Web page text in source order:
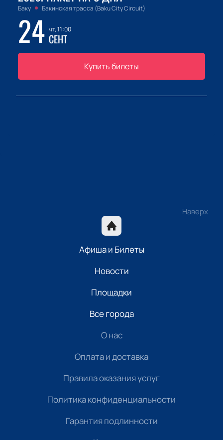
Баку Бакинская трасса (Baku City Circuit)
24 чт, 11:00
СЕНТ
Купить билеты
Наверх
Афиша и Билеты
Новости
Площадки
Все города
О нас
Оплата и доставка
Правила оказания услуг
Политика конфиденциальности
Гарантия подлинности